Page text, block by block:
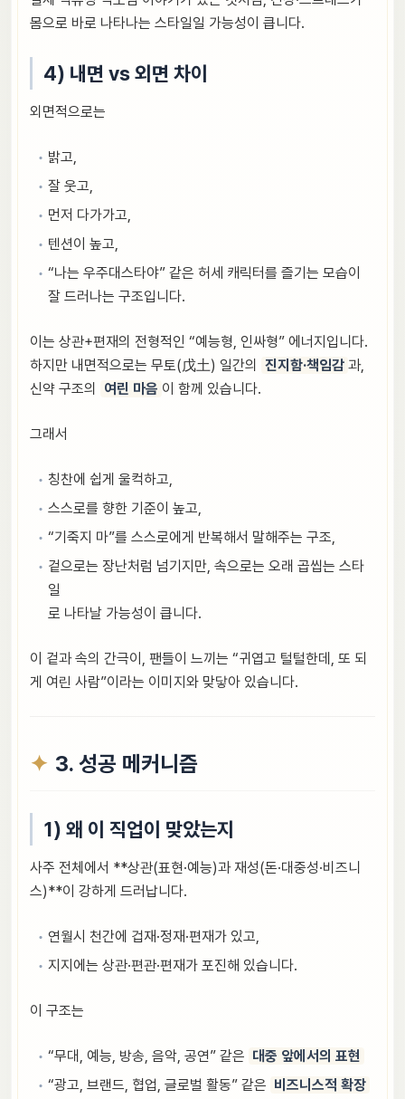
몸으로 바로 나타나는 스타일일 가능성이 큽니다.
4) 내면 vs 외면 차이
외면적으로는
밝고,
잘 웃고,
먼저 다가가고,
텐션이 높고,
“나는 우주대스타야” 같은 허세 캐릭터를 즐기는 모습이
잘 드러나는 구조입니다.
이는 상관+편재의 전형적인 “예능형, 인싸형” 에너지입니다.
하지만 내면적으로는 무토(戊土) 일간의
진지함·책임감 과,
신약 구조의
여린 마음 이 함께 있습니다.
그래서
칭찬에 쉽게 울컥하고,
스스로를 향한 기준이 높고,
“기죽지 마”를 스스로에게 반복해서 말해주는 구조,
겉으로는 장난처럼 넘기지만, 속으로는 오래 곱씹는 스타
일
로 나타날 가능성이 큽니다.
이 겉과 속의 간극이, 팬들이 느끼는 “귀엽고 털털한데, 또 되
게 여린 사람”이라는 이미지와 맞닿아 있습니다.
3. 성공 메커니즘
1) 왜 이 직업이 맞았는지
사주 전체에서 **상관(표현·예능)과 재성(돈·대중성·비즈니
스)**이 강하게 드러납니다.
연월시 천간에 겁재·정재·편재가 있고,
지지에는 상관·편관·편재가 포진해 있습니다.
이 구조는
“무대, 예능, 방송, 음악, 공연” 같은 대중 앞에서의 표현
“광고, 브랜드, 협업, 글로벌 활동” 같은 비즈니스적 확장